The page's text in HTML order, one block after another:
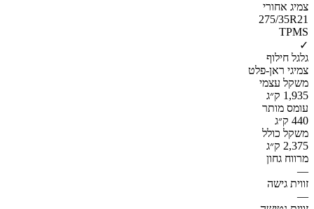
צמיג אחורי
275/35R21
TPMS
✓
גלגל חילוף
צמיגי ראן-פלט
משקל עצמי
1,935 ק״ג
עומס מותר
440 ק״ג
משקל כולל
2,375 ק״ג
מרווח גחון
—
זווית גישה
—